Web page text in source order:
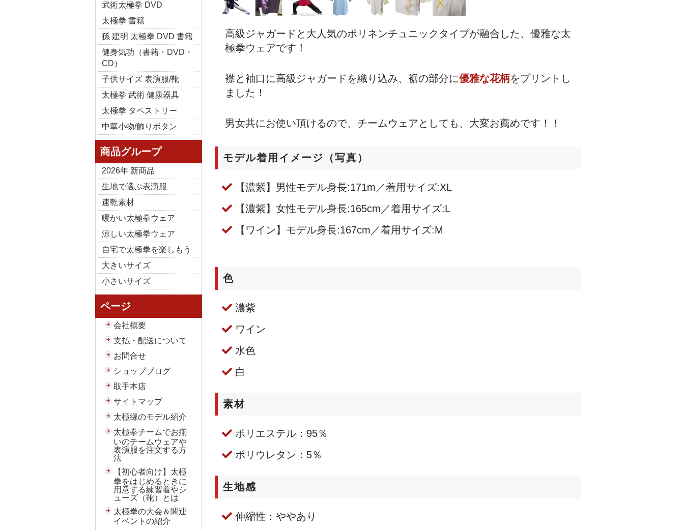
武術太極拳 DVD
太極拳 書籍
孫 建明 太極拳 DVD 書籍
健身気功（書籍・DVD・
CD）
子供サイズ 表演服/靴
太極拳 武術 健康器具
太極拳 タペストリー
中華小物/飾りボタン
商品グループ
2026年 新商品
生地で選ぶ表演服
速乾素材
暖かい太極拳ウェア
涼しい太極拳ウェア
自宅で太極拳を楽しもう
大きいサイズ
小さいサイズ
ページ
会社概要
支払・配送について
お問合せ
ショップブログ
取手本店
サイトマップ
太極縁のモデル紹介
太極拳チームでお揃
いのチームウェアや
表演服を注文する方
法
【初心者向け】太極
拳をはじめるときに
用意する練習着やシ
ューズ（靴）とは
太極拳の大会＆関連
イベントの紹介
高級ジャガードと大人気のポリネンチュニックタイプが融合した、優雅な太
極拳ウェアです！
襟と袖口に高級ジャガードを織り込み、裾の部分に優雅な花柄をプリントし
ました！
男女共にお使い頂けるので、チームウェアとしても、大変お薦めです！！
モデル着用イメージ（写真）
【濃紫】男性モデル身長:171m／着用サイズ:XL
【濃紫】女性モデル身長:165cm／着用サイズ:L
【ワイン】モデル身長:167cm／着用サイズ:M
色
濃紫
ワイン
水色
白
素材
ポリエステル：95％
ポリウレタン：5％
生地感
伸縮性：ややあり